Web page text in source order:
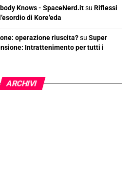
Knows - SpaceNerd.itsu Riflessi
di Kore’eda
operazione riuscita?su Super
Intrattenimento per tutti i
ARCHIVI